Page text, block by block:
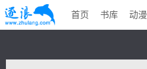
首页 书库 动漫